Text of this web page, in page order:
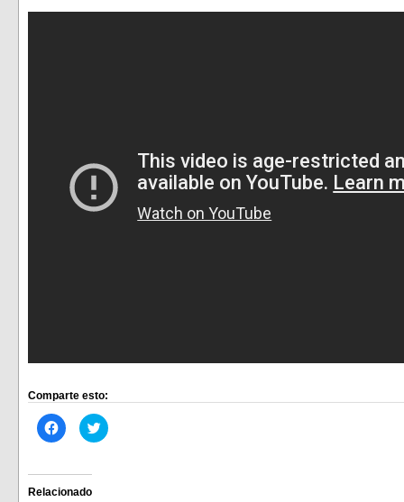
Comparte esto:
Haz
clic
Facebook
(Se
Haz
clic
Relacionado